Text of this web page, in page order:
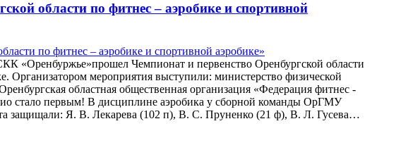
области по фитнес – аэробике и спортивной
«Оренбуржье»прошел Чемпионат и первенство Оренбургской области
Организатором мероприятия выступили: министерство физической
областная общественная организация «Федерация фитнес -
стало первым! В дисциплине аэробика у сборной команды ОрГМУ
защищали: Я. В. Лекарева (102 п), В. С. Пруненко (21 ф), В. Л. Гусева…